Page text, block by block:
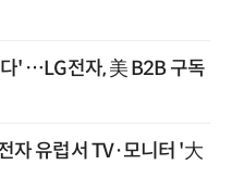
' …LG전자, 美 B2B 구독
자 유럽서 TV·모니터 '大